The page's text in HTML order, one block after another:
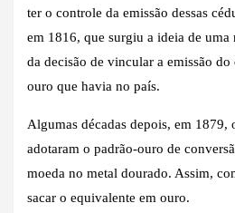
ter o controle da emissão dessas
em 1816, que surgiu a ideia de uma
da decisão de vincular a emissão
ouro que havia no país.
Algumas décadas depois, em 1879,
adotaram o padrão-ouro de
moeda no metal dourado. Assim,
sacar o equivalente em ouro.